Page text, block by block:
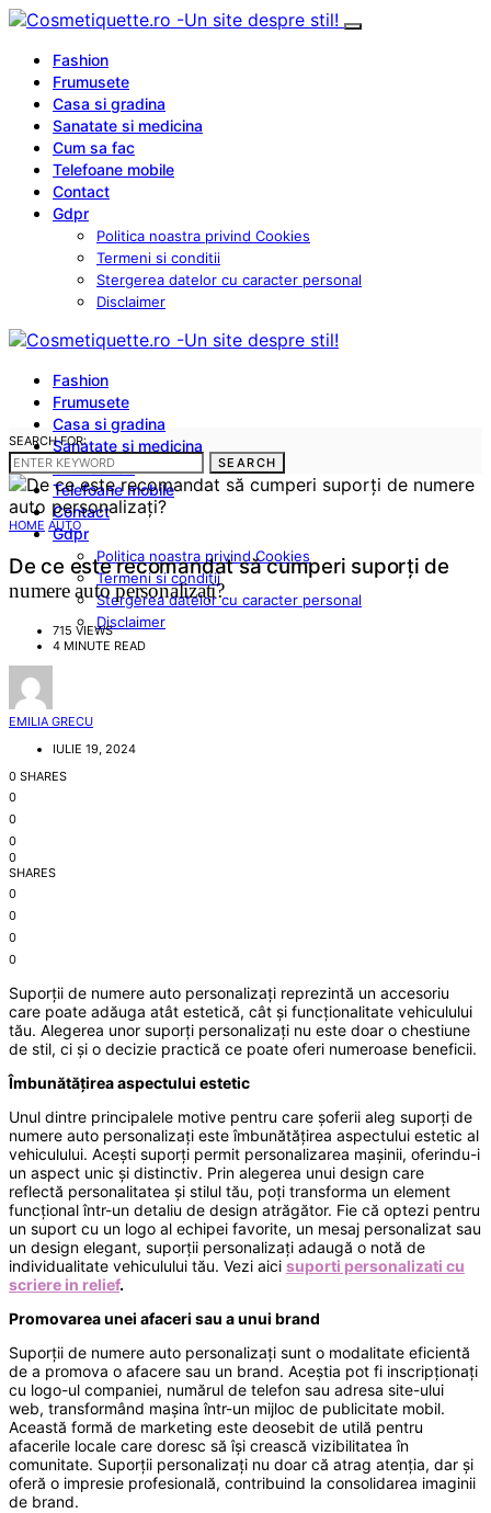
Fashion
Frumusete
Casa si gradina
Sanatate si medicina
Cum sa fac
Telefoane mobile
Contact
Gdpr
Politica noastra privind Cookies
Termeni si conditii
Stergerea datelor cu caracter personal
Disclaimer
Fashion
Frumusete
Casa si gradina
Sanatate si medicina
Cum sa fac
Telefoane mobile
Contact
Gdpr
Politica noastra privind Cookies
Termeni si conditii
Stergerea datelor cu caracter personal
Disclaimer
SEARCH FOR:
SEARCH
HOME AUTO
De ce este recomandat să cumperi suporți de
numere auto personalizați?
715 VIEWS
4 MINUTE READ
EMILIA GRECU
IULIE 19, 2024
0 SHARES
0
0
0
0
SHARES
0
0
0
0
Suporții de numere auto personalizați reprezintă un accesoriu
care poate adăuga atât estetică, cât și funcționalitate vehiculului
tău. Alegerea unor suporți personalizați nu este doar o chestiune
de stil, ci și o decizie practică ce poate oferi numeroase beneficii.
Îmbunătățirea aspectului estetic
Unul dintre principalele motive pentru care șoferii aleg suporți de
numere auto personalizați este îmbunătățirea aspectului estetic al
vehiculului. Acești suporți permit personalizarea mașinii, oferindu-i
un aspect unic și distinctiv. Prin alegerea unui design care
reflectă personalitatea și stilul tău, poți transforma un element
funcțional într-un detaliu de design atrăgător. Fie că optezi pentru
un suport cu un logo al echipei favorite, un mesaj personalizat sau
un design elegant, suporții personalizați adaugă o notă de
individualitate vehiculului tău. Vezi aici suporti personalizati cu
scriere in relief.
Promovarea unei afaceri sau a unui brand
Suporții de numere auto personalizați sunt o modalitate eficientă
de a promova o afacere sau un brand. Aceștia pot fi inscripționați
cu logo-ul companiei, numărul de telefon sau adresa site-ului
web, transformând mașina într-un mijloc de publicitate mobil.
Această formă de marketing este deosebit de utilă pentru
afacerile locale care doresc să își crească vizibilitatea în
comunitate. Suporții personalizați nu doar că atrag atenția, dar și
oferă o impresie profesională, contribuind la consolidarea imaginii
de brand.